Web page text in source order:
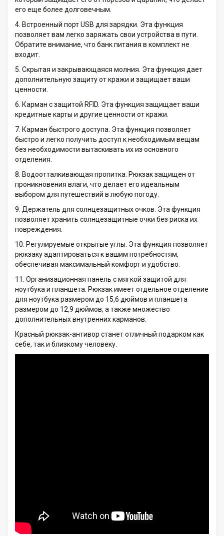
его еще более долговечным.
4. Встроенный порт USB для зарядки. Эта функция
позволяет вам легко заряжать свои устройства в пути.
Обратите внимание, что банк питания в комплект не
входит.
5. Скрытая и закрывающаяся молния. Эта функция дает
дополнительную защиту от кражи и защищает ваши
ценности.
6. Карман с защитой RFID. Эта функция защищает ваши
кредитные карты и другие ценности от кражи.
7. Карман быстрого доступа. Эта функция позволяет
быстро и легко получить доступ к необходимым вещам
без необходимости вытаскивать их из основного
отделения.
8. Водоотталкивающая пропитка. Рюкзак защищен от
проникновения влаги, что делает его идеальным
выбором для путешествий в любую погоду.
9. Держатель для солнцезащитных очков. Эта функция
позволяет хранить солнцезащитные очки без риска их
повреждения.
10. Регулируемые открытые углы. Эта функция позволяет
рюкзаку адаптироваться к вашим потребностям,
обеспечивая максимальный комфорт и удобство.
11. Организационная панель с мягкой защитой для
ноутбука и планшета. Рюкзак имеет отдельное отделение
для ноутбука размером до 15,6 дюймов и планшета
размером до 12,9 дюймов, а также множество
дополнительных внутренних карманов.
Красный рюкзак-антивор станет отличный подарком как
себе, так и близкому человеку.